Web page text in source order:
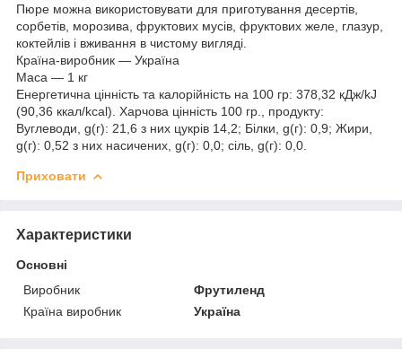
Пюре можна використовувати для приготування десертів,
сорбетів, морозива, фруктових мусів, фруктових желе, глазур,
коктейлів і вживання в чистому вигляді.
Країна-виробник — Україна
Маса — 1 кг
Енергетична цінність та калорійність на 100 гр: 378,32 кДж/kJ
(90,36 ккал/kcal). Харчова цінність 100 гр., продукту:
Вуглеводи, g(г): 21,6 з них цукрів 14,2; Білки, g(г): 0,9; Жири,
g(г): 0,52 з них насичених, g(г): 0,0; сіль, g(г): 0,0.
Приховати
Характеристики
Основні
Виробник
Фрутиленд
Країна виробник
Україна